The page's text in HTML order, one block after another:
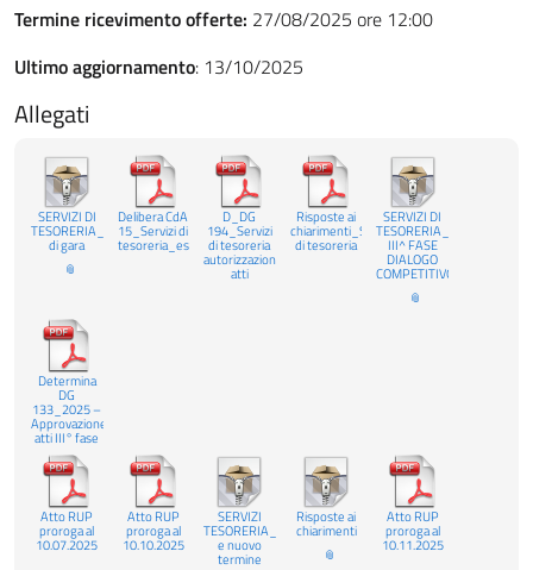
Termine ricevimento offerte: 27/08/2025 ore 12:00
Ultimo aggiornamento: 13/10/2025
Allegati
SERVIZI DI
TESORERIA_Documentazione
di gara
Delibera CdA
15_Servizi di
tesoreria_esplemento
D_DG
194_Servizi
di tesoreria
autorizzazione
atti
Risposte ai
chiarimenti_Servizi
di tesoreria
SERVIZI DI
III^ FASE
DIALOGO
COMPETITIVO
Determina
DG
133_2025 –
Approvazione
atti III° fase
Atto RUP
proroga al
10.07.2025
Atto RUP
proroga al
10.10.2025
SERVIZI
TESORERIA_Rettifica
e nuovo
termine
Risposte ai
chiarimenti
Atto RUP
proroga al
10.11.2025